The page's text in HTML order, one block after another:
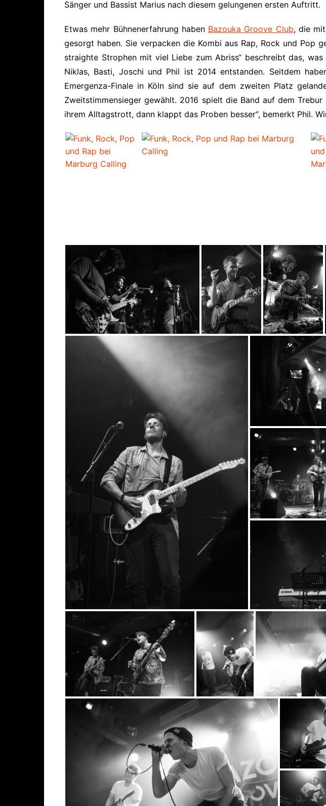
Sänger und Bassist Marius nach diesem gelungenen ersten Auftritt.
Etwas mehr Bühnenerfahrung haben Bazouka Groove Club, die
gesorgt haben. Sie verpacken die Kombi aus Rap, Rock und Pop
straighte Strophen mit viel Liebe zum Abriss“ beschreibt das,
Niklas, Basti, Joschi und Phil ist 2014 entstanden. Seitdem
Emergenza-Finale in Köln sind sie auf dem zweiten Platz
Zweitstimmensieger gewählt. 2016 spielt die Band auf dem
ihrem Alltagstrott, dann klappt das Proben besser“, bemerkt Phil.